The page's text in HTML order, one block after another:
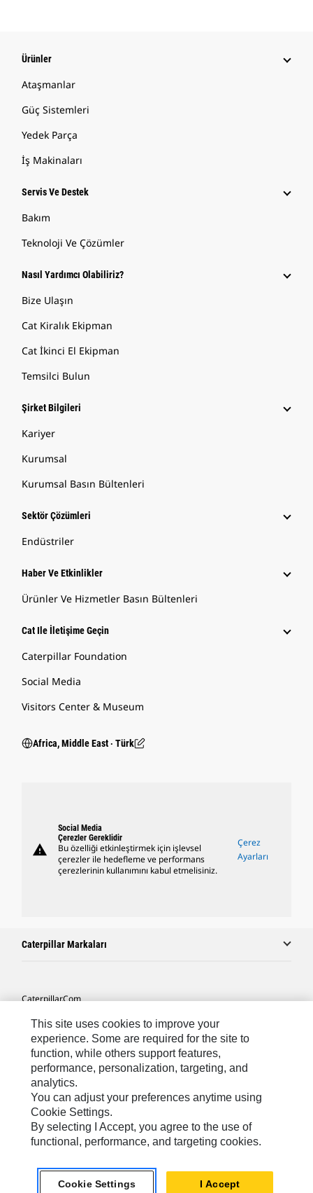
Ürünler
Ataşmanlar
Güç Sistemleri
Yedek Parça
İş Makinaları
Servis Ve Destek
Bakım
Teknoloji Ve Çözümler
Nasıl Yardımcı Olabiliriz?
Bize Ulaşın
Cat Kiralık Ekipman
Cat İkinci El Ekipman
Temsilci Bulun
Şirket Bilgileri
Kariyer
Kurumsal
Kurumsal Basın Bültenleri
Sektör Çözümleri
Endüstriler
Haber Ve Etkinlikler
Ürünler Ve Hizmetler Basın Bültenleri
Cat Ile İletişime Geçin
Caterpillar Foundation
Social Media
Visitors Center & Museum
Africa, Middle East ‧ Türk
warning
Social Media
Çerezler Gereklidir
Bu özelliği etkinleştirmek için işlevsel
çerezler ile hedefleme ve performans
çerezlerinin kullanımını kabul etmelisiniz.
Çerez
Ayarları
Caterpillar Markaları
Caterpillar.com
Caterpillar Müşteri Hizmetleri Ve Iletişim
Site Haritası
Cookie Settings
Yasal
Gizlilik
Africa, Middle East ‧ Türk© 2026 Caterpillar. Tüm Hakları Saklıdır.
This site uses cookies to improve your
experience. Some are required for the site to
function, while others support features,
performance, personalization, targeting, and
analytics.
You can adjust your preferences anytime using
Cookie Settings.
By selecting I Accept, you agree to the use of
functional, performance, and targeting cookies.
Cookie Settings I Accept